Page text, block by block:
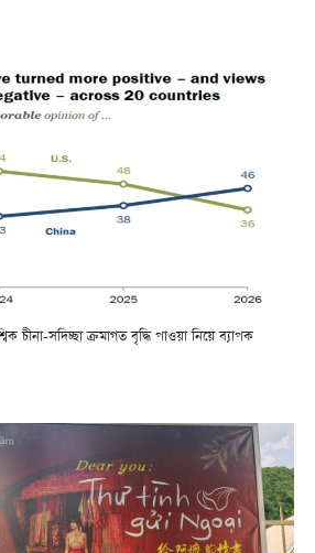
চীনা-সদিচ্ছা ক্রমাগত বৃদ্ধি পাওয়া নিয়ে ব্যাপক